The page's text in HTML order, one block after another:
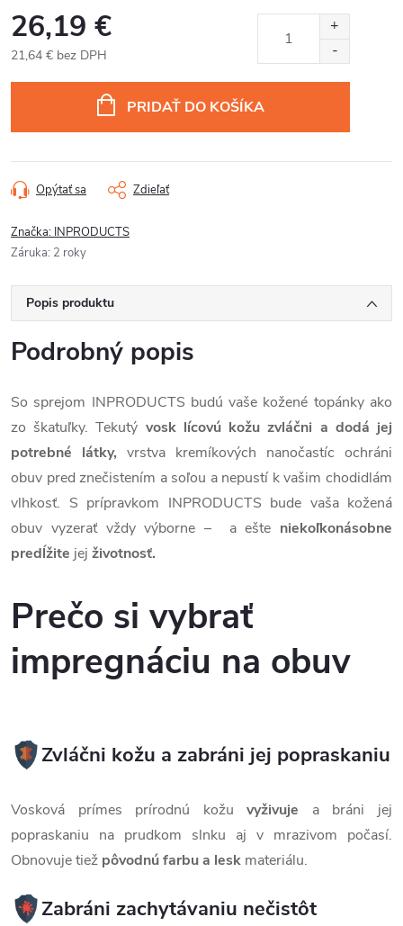
26,19 €
21,64 € bez DPH
PRIDAŤ DO KOŠÍKA
Opýtať sa Zdieľať
Značka: INPRODUCTS
Záruka: 2 roky
Popis produktu
Podrobný popis
So sprejom INPRODUCTS budú vaše kožené topánky ako
zo škatuľky. Tekutý vosk lícovú kožu zvláčni a dodá jej
potrebné látky, vrstva kremíkových nanočastíc ochráni
obuv pred znečistením a soľou a nepustí k vašim chodidlám
vlhkosť. S prípravkom INPRODUCTS bude vaša kožená
obuv vyzerať vždy výborne – a ešte niekoľkonásobne
predĺžite jej životnosť.
Prečo si vybrať
impregnáciu na obuv
Zvláčni kožu a zabráni jej popraskaniu
Vosková prímes prírodnú kožuvyživuje a bráni jej
popraskaniu na prudkom slnku aj v mrazivom počasí.
Obnovuje tiež pôvodnú farbu a lesk materiálu.
Zabráni zachytávaniu nečistôt